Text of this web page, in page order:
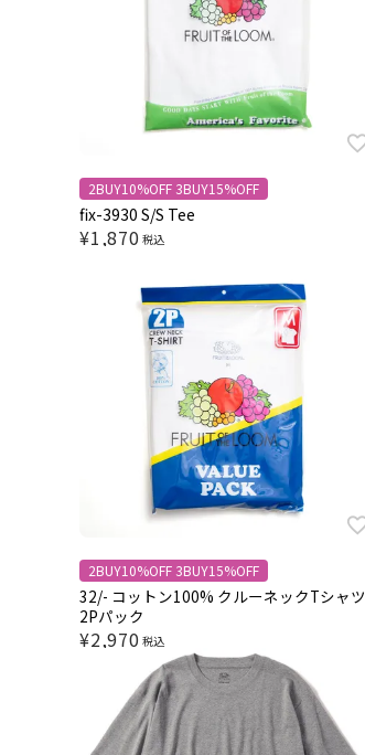
2BUY10%OFF 3BUY15%OFF
fix-3930 S/S Tee
¥1,870 税込
2BUY10%OFF 3BUY15%OFF
32/- コットン100% クルーネックTシャツ
2Pパック
¥2,970 税込